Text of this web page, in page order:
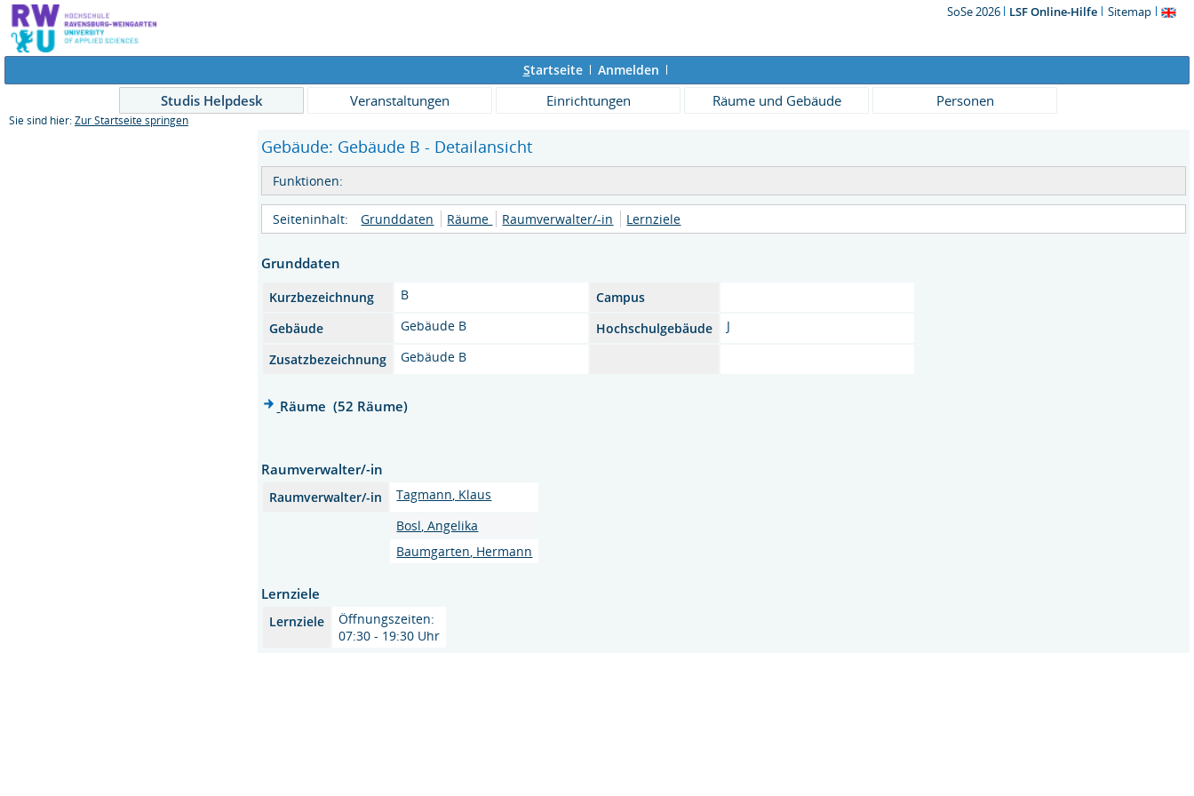
SoSe 2026 LSF Online-Hilfe Sitemap
Startseite Anmelden
Studis Helpdesk Veranstaltungen Einrichtungen Räume und Gebäude Personen
Sie sind hier: Zur Startseite springen
Gebäude: Gebäude B - Detailansicht
Funktionen:
Seiteninhalt: Grunddaten Räume Raumverwalter/-in Lernziele
Grunddaten
Kurzbezeichnung B
Campus
Gebäude
Gebäude B Hochschulgebäude
J
Zusatzbezeichnung
Gebäude B
Räume (52 Räume)
Raumverwalter/-in
Raumverwalter/-in
Tagmann, Klaus
Bosl, Angelika
Baumgarten, Hermann
Lernziele
Lernziele
Öffnungszeiten:
07:30 - 19:30 Uhr